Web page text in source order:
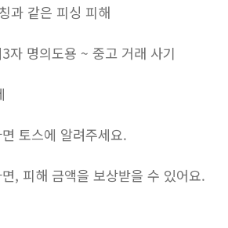
과 같은 피싱 피해
자 명의도용 ~ 중고 거래 사기
토스에 알려주세요.
, 피해 금액을 보상받을 수 있어요.